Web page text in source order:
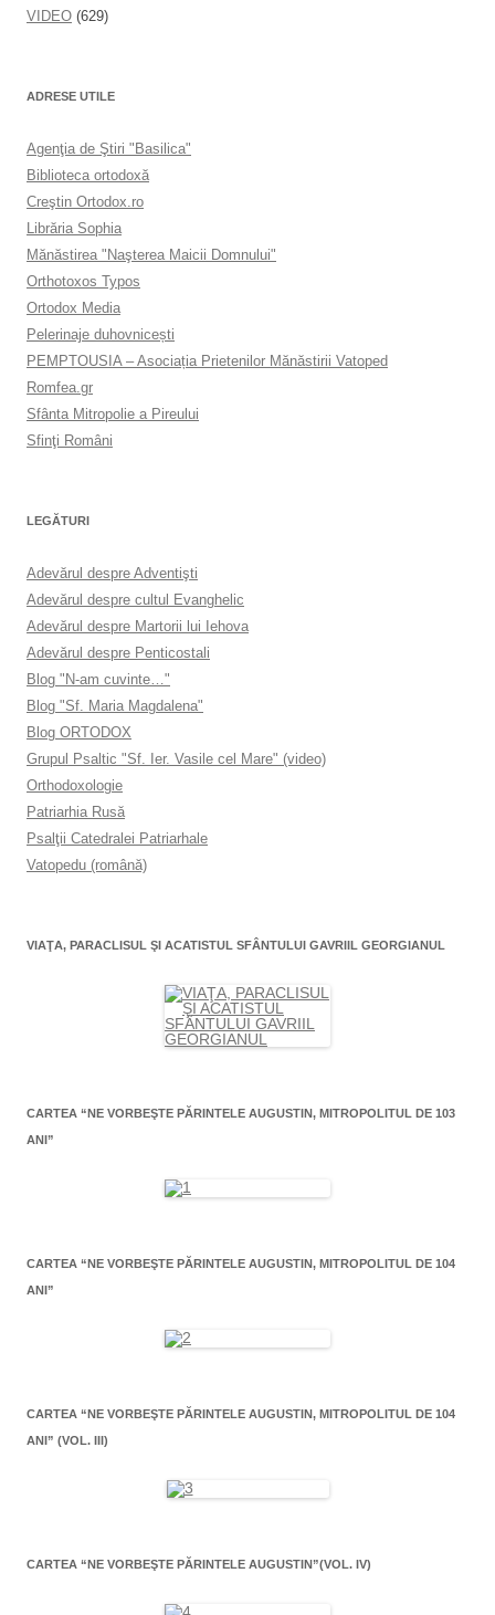
VIDEO (629)
ADRESE UTILE
Agenţia de Ştiri "Basilica"
Biblioteca ortodoxă
Creştin Ortodox.ro
Librăria Sophia
Mănăstirea "Naşterea Maicii Domnului"
Orthotoxos Typos
Ortodox Media
Pelerinaje duhovnicești
PEMPTOUSIA – Asociația Prietenilor Mănăstirii Vatoped
Romfea.gr
Sfânta Mitropolie a Pireului
Sfinţi Români
LEGĂTURI
Adevărul despre Adventişti
Adevărul despre cultul Evanghelic
Adevărul despre Martorii lui Iehova
Adevărul despre Penticostali
Blog "N-am cuvinte…"
Blog "Sf. Maria Magdalena"
Blog ORTODOX
Grupul Psaltic "Sf. Ier. Vasile cel Mare" (video)
Orthodoxologie
Patriarhia Rusă
Psalţii Catedralei Patriarhale
Vatopedu (română)
VIAŢA, PARACLISUL ŞI ACATISTUL SFÂNTULUI GAVRIIL GEORGIANUL
CARTEA “NE VORBEŞTE PĂRINTELE AUGUSTIN, MITROPOLITUL DE 103
ANI”
CARTEA “NE VORBEŞTE PĂRINTELE AUGUSTIN, MITROPOLITUL DE 104
ANI”
CARTEA “NE VORBEŞTE PĂRINTELE AUGUSTIN, MITROPOLITUL DE 104
ANI” (VOL. III)
CARTEA “NE VORBEŞTE PĂRINTELE AUGUSTIN”(VOL. IV)